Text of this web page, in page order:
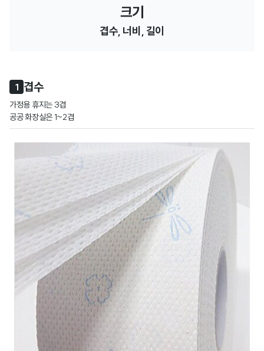
크기
겹수, 너비, 길이
1 겹수
가정용 휴지는 3겹
공공 화장실은 1~2겹